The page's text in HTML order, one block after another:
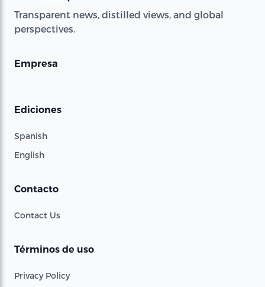
Transparent news, distilled views, and global
perspectives.
Empresa
Ediciones
Spanish
English
Contacto
Contact Us
Términos de uso
Privacy Policy